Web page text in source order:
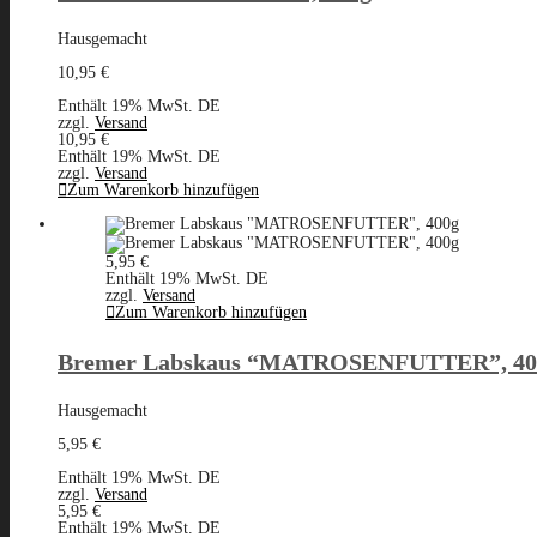
Hausgemacht
10,95 €
Enthält 19% MwSt. DE
zzgl. Versand
10,95 €
Enthält 19% MwSt. DE
zzgl. Versand
Zum Warenkorb hinzufügen
5,95 €
Enthält 19% MwSt. DE
zzgl. Versand
Zum Warenkorb hinzufügen
Bremer Labskaus “MATROSENFUTTER”,
Hausgemacht
5,95 €
Enthält 19% MwSt. DE
zzgl. Versand
5,95 €
Enthält 19% MwSt. DE